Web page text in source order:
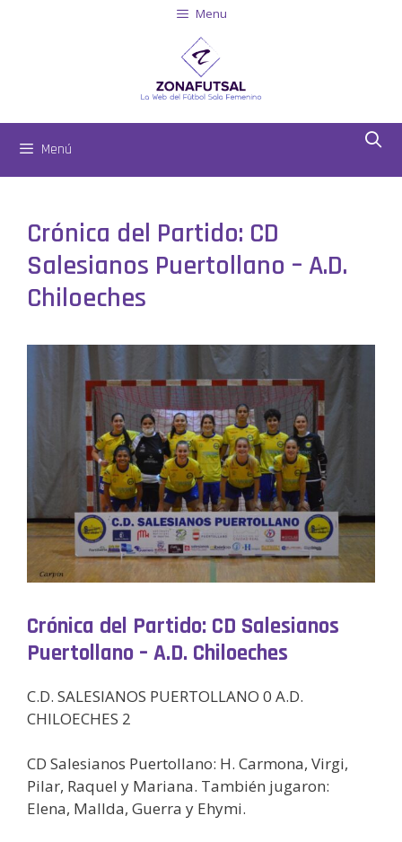
Menu
Menú
Crónica del Partido: CD
Salesianos Puertollano – A.D.
Chiloeches
Crónica del Partido: CD Salesianos
Puertollano – A.D. Chiloeches
C.D. SALESIANOS PUERTOLLANO 0 A.D.
CHILOECHES 2
CD Salesianos Puertollano: H. Carmona, Virgi,
Pilar, Raquel y Mariana. También jugaron:
Elena, Mallda, Guerra y Ehymi.